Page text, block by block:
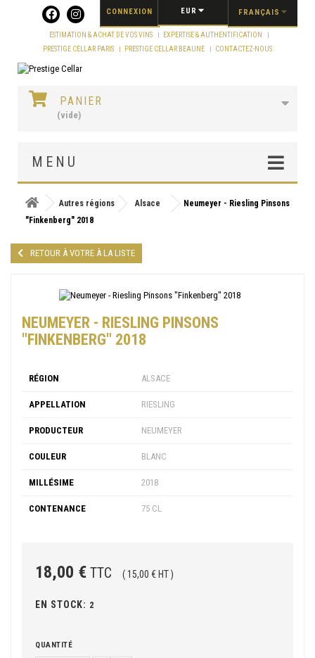
FRANÇAIS
EUR
CONNEXION
ESTIMATION & ACHAT DE VOS VINS
EXPERTISE & AUTHENTIFICATION
PRESTIGE CELLAR PARIS
PRESTIGE CELLAR BEAUNE CONTACTEZ-NOUS
PANIER
(vide)
MENU
Autres régions Alsace
Neumeyer - Riesling Pinsons
"Finkenberg" 2018
RETOUR À VOTRE À LA LISTE
NEUMEYER - RIESLING PINSONS
"FINKENBERG" 2018
RÉGION ALSACE
APPELLATION RIESLING
PRODUCTEUR NEUMEYER
COULEUR BLANC
MILLÉSIME 2018
CONTENANCE 75 CL
18,00 € TTC ( 15,00 € HT )
EN STOCK: 2
QUANTITÉ
Panneau de gestion des cookies